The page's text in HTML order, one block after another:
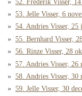
52. Frederik Visser,
53. Jelle Visser, 6
54. Andries Visser, 25
55. Bernhard Visser,
56. Rinze Visser, 28
57. Andries Visser, 26
58. Andries Visser, 30
59. Jelle Visser, 30